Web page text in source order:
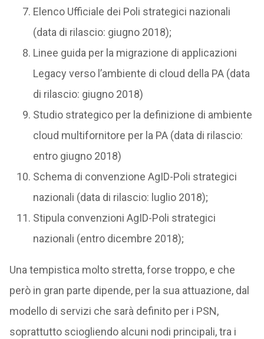
Elenco Ufficiale dei Poli strategici nazionali
(data di rilascio: giugno 2018);
Linee guida per la migrazione di applicazioni
Legacy verso l’ambiente di cloud della PA (data
di rilascio: giugno 2018)
Studio strategico per la definizione di ambiente
cloud multifornitore per la PA (data di rilascio:
entro giugno 2018)
Schema di convenzione AgID-Poli strategici
nazionali (data di rilascio: luglio 2018);
Stipula convenzioni AgID-Poli strategici
nazionali (entro dicembre 2018);
Una tempistica molto stretta, forse troppo, e che
però in gran parte dipende, per la sua attuazione, dal
modello di servizi che sarà definito per i PSN,
soprattutto sciogliendo alcuni nodi principali, tra i